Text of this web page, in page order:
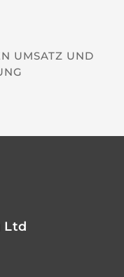
UMSATZ UND
Ltd